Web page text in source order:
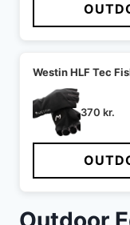
Westin HLF Tec
370 kr.